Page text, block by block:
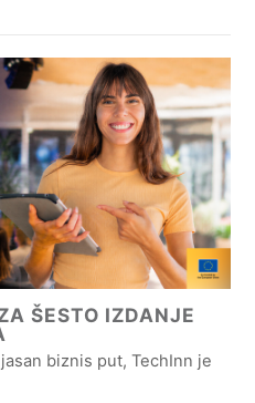
ŠESTO IZDANJE
biznis put, TechInn je